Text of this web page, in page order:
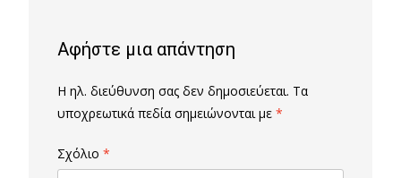
Αφήστε μια απάντηση
Η ηλ. διεύθυνση σας δεν δημοσιεύεται. Τα
υποχρεωτικά πεδία σημειώνονται με *
Σχόλιο *